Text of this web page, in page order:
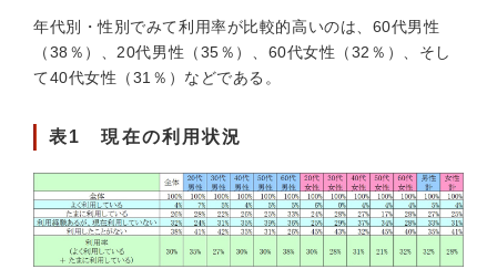
年代別・性別でみて利用率が比較的高いのは、60代男性
（38％）、20代男性（35％）、60代女性（32％）、そし
て40代女性（31％）などである。
表1 現在の利用状況